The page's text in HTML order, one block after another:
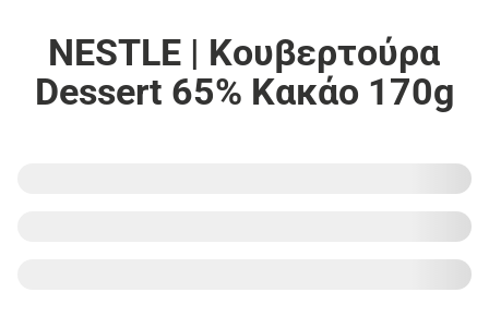
NESTLE | Κουβερτούρα
Dessert 65% Κακάο 170g